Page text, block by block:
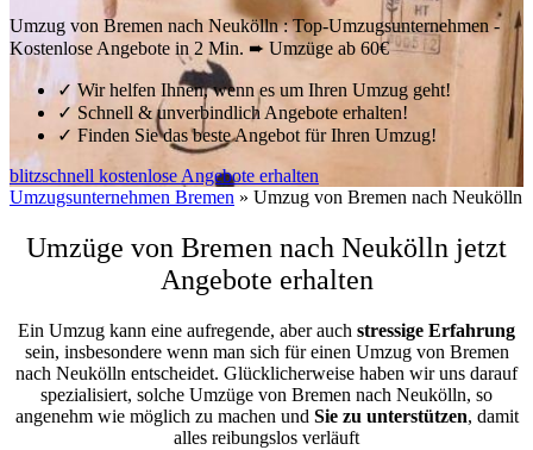
Umzug von Bremen nach Neukölln : Top-Umzugsunternehmen -
Kostenlose Angebote in 2 Min. ➨ Umzüge ab 60€
✓ Wir helfen Ihnen, wenn es um Ihren Umzug geht!
✓Schnell & unverbindlich Angebote erhalten!
✓ Finden Sie das beste Angebot für Ihren Umzug!
blitzschnell kostenlose Angebote erhalten
Umzugsunternehmen Bremen » Umzug von Bremen nach Neukölln
Umzüge von Bremen nach Neukölln jetzt
Angebote erhalten
Ein Umzug kann eine aufregende, aber auch stressige Erfahrung
sein, insbesondere wenn man sich für einen Umzug von Bremen
nach Neukölln entscheidet. Glücklicherweise haben wir uns darauf
spezialisiert, solche Umzüge von Bremen nach Neukölln, so
angenehm wie möglich zu machen und Sie zu unterstützen, damit
alles reibungslos verläuft